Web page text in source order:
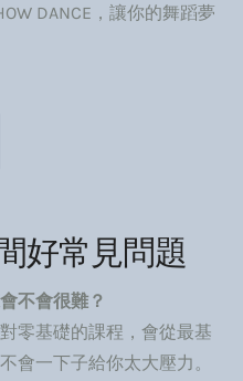
DANCE，讓你的舞蹈夢
好常見問題
不會很難？
零基礎的課程，會從最基
會一下子給你太大壓力。